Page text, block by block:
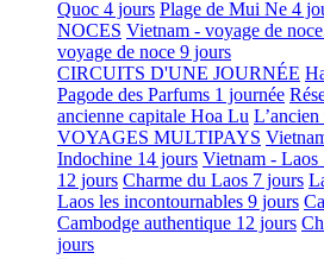
Quoc 4 jours Plage de Mui Ne 4
NOCES Vietnam - voyage de
voyage de noce 9 jours
CIRCUITS D'UNE JOURNÉE
Pagode des Parfums 1 journée
ancienne capitale Hoa Lu
VOYAGES MULTIPAYS
Indochine 14 jours Vietnam - Laos
12 jours Charme du Laos 7 jours
Laos les incontournables 9 jours
Cambodge authentique 12 jours
jours